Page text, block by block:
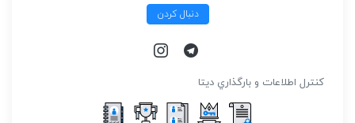
دنبال کردن
كنترل اطلاعات و بارگذاري ديتا